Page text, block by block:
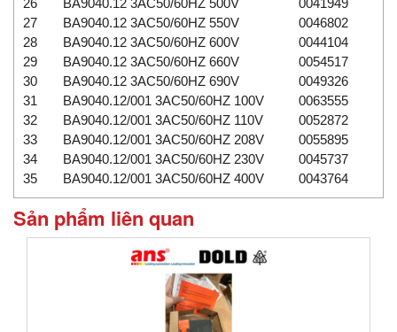
26
BA9040.12 3AC50/60HZ 500V
0041949
27
BA9040.12 3AC50/60HZ 550V
0046802
28
BA9040.12 3AC50/60HZ 600V
0044104
29
BA9040.12 3AC50/60HZ 660V
0054517
30
BA9040.12 3AC50/60HZ 690V
0049326
31
BA9040.12/001 3AC50/60HZ 100V
0063555
32
BA9040.12/001 3AC50/60HZ 110V
0052872
33
BA9040.12/001 3AC50/60HZ 208V
0055895
34
BA9040.12/001 3AC50/60HZ 230V
0045737
35
BA9040.12/001 3AC50/60HZ 400V 0043764
Sản phẩm liên quan